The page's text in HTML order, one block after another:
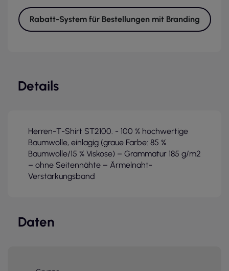
Rabatt-System für Bestellungen mit Branding
Details
Herren-T-Shirt ST2100. - 100 % hochwertige
Baumwolle, einlagig (graue Farbe: 85 %
Baumwolle/15 % Viskose) – Grammatur 185 g/m2
– ohne Seitennähte – Ärmelnaht-
Verstärkungsband
Daten